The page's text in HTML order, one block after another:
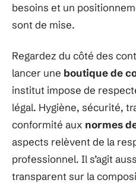
besoins et un
sont de mise.
Regardez du côté des
lancer une boutique de
institut impose de
légal. Hygiène, sécurité,
conformité aux normes
aspects relèvent de la
professionnel. Il s’agit
transparent sur la